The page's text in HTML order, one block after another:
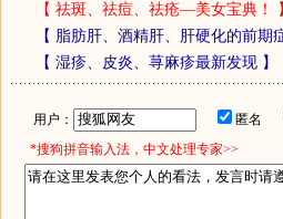
【 祛斑、祛痘、祛疮—美女宝典！ 】
【 脂肪肝、酒精肝、肝硬化的前期
【 湿疹、皮炎、荨麻疹最新发现】
用户： 匿名
*搜狗拼音输入法，中文处理专家>>